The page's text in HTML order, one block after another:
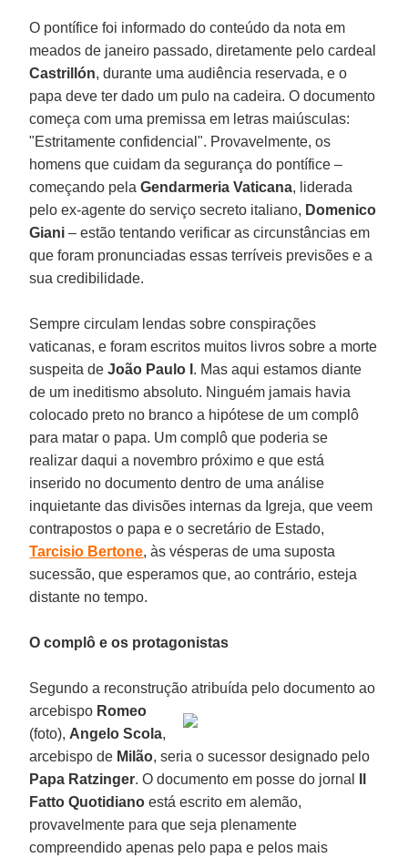
O pontífice foi informado do conteúdo da nota em
meados de janeiro passado, diretamente pelo cardeal
Castrillón, durante uma audiência reservada, e o
papa deve ter dado um pulo na cadeira. O documento
começa com uma premissa em letras maiúsculas:
"Estritamente confidencial". Provavelmente, os
homens que cuidam da segurança do pontífice –
começando pelaGendarmeria Vaticana, liderada
pelo ex-agente do serviço secreto italiano, Domenico
Giani– estão tentando verificar as circunstâncias em
que foram pronunciadas essas terríveis previsões e a
sua credibilidade.
Sempre circulam lendas sobre conspirações
vaticanas, e foram escritos muitos livros sobre a morte
suspeita deJoão Paulo I . Mas aqui estamos diante
de um ineditismo absoluto. Ninguém jamais havia
colocado preto no branco a hipótese de um complô
para matar o papa. Um complô que poderia se
realizar daqui a novembro próximo e que está
inserido no documento dentro de uma análise
inquietante das divisões internas da Igreja, que veem
contrapostos o papa e o secretário de Estado,
Tarcisio Bertone, às vésperas de uma suposta
sucessão, que esperamos que, ao contrário, esteja
distante no tempo.
O complô e os protagonistas
Segundo a reconstrução atribuída pelo documento ao
arcebispo Romeo
(foto), Angelo Scola,
arcebispo de Milão, seria o sucessor designado pelo
Papa Ratzinger. O documento em posse do jornal
Fatto Quotidianoestá escrito em alemão,
provavelmente para que seja plenamente
compreendido apenas pelo papa e pelos mais